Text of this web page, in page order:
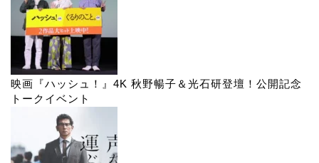
映画『ハッシュ！』4K 秋野暢子＆光石研登壇！公開記念
トークイベント